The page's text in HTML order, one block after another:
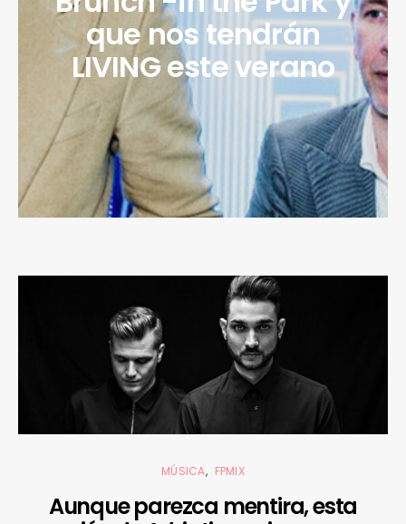
que nos tendrán
LIVING este verano
MÚSICA FPMIX
Aunque parezca mentira, esta